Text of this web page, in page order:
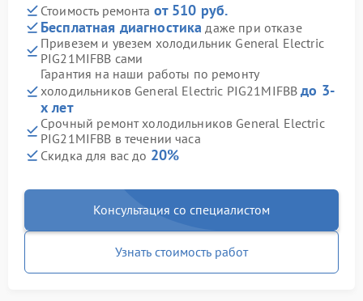
Стоимость ремонта от 510 руб.
Бесплатная диагностика даже при отказе
Привезем и увезем холодильник General Electric
PIG21MIFBB сами
Гарантия на наши работы по ремонту
холодильников General Electric PIG21MIFBBдо 3-
х лет
Срочный ремонт холодильников General Electric
PIG21MIFBB в течении часа
Скидка для вас до 20%
Консультация со специалистом
Узнать стоимость работ